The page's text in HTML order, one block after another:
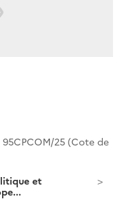
95CPCOM/25 (Cote de
et